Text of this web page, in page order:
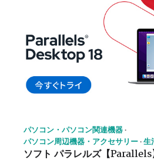
パソコン・パソコン関連機器
パソコン周辺機器・アクセサリー 生
ソフト パラレルズ【Parallels